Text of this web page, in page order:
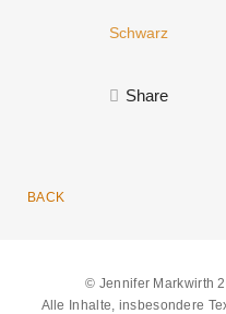
Schwarz
Share
BACK
© Jennifer Markwirth
Alle Inhalte, insbesondere